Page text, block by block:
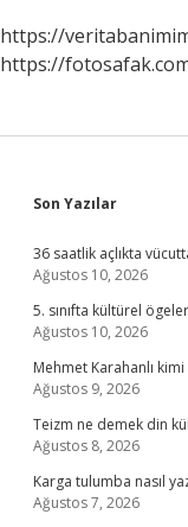
https://
https://
Sidebar
Son Yazılar
36 saatlik açlıkta
Ağustos 10, 2026
5. sınıfta kültürel
Ağustos 10, 2026
Mehmet Karahanlı
Ağustos 9, 2026
Teizm ne demek din
Ağustos 8, 2026
Karga tulumba nasıl
Ağustos 7, 2026